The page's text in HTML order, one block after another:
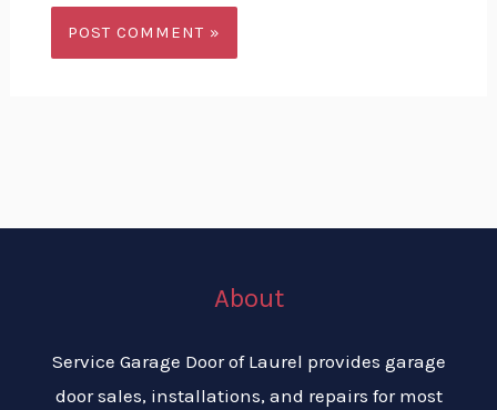
About
Service Garage Door of Laurel provides garage
door sales, installations, and repairs for most